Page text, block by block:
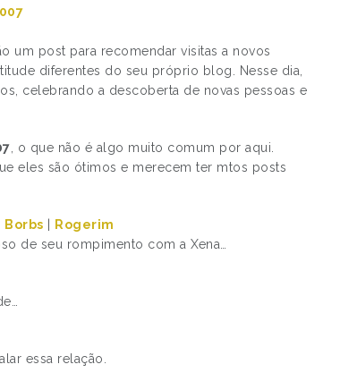
um post para recomendar visitas a novos
diferentes do seu próprio blog. Nesse dia,
celebrando a descoberta de novas pessoas e
, o que não é algo muito comum por aqui.
eles são ótimos e merecem ter mtos posts
Borbs
Rogerim
de seu rompimento com a Xena…
essa relação.